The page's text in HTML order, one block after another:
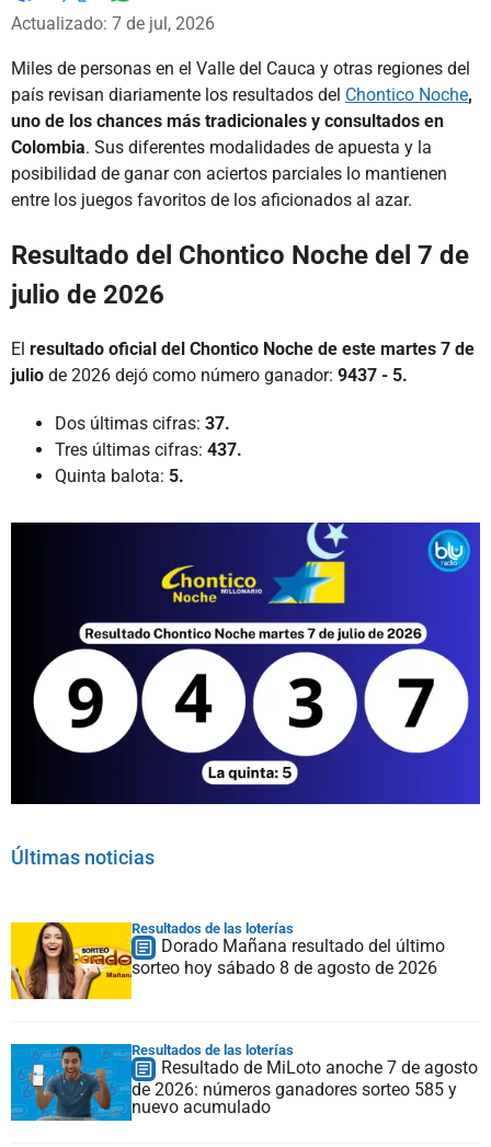
Facebook
X
Actualizado: 7 de jul, 2026
Miles de personas en el Valle del Cauca y otras regiones del
país revisan diariamente los resultados del Chontico Noche,
uno de los chances más tradicionales y consultados en
Colombia. Sus diferentes modalidades de apuesta y la
posibilidad de ganar con aciertos parciales lo mantienen
entre los juegos favoritos de los aficionados al azar.
Resultado del Chontico Noche del 7 de
julio de 2026
El resultado oficial del Chontico Noche de este martes 7 de
julio de 2026 dejó como número ganador: 9437 - 5.
Dos últimas cifras: 37.
Tres últimas cifras: 437.
Quinta balota: 5.
Últimas noticias
Resultados de las loterías
Dorado Mañana resultado del último
sorteo hoy sábado 8 de agosto de 2026
Resultados de las loterías
Resultado de MiLoto anoche 7 de agosto
de 2026: números ganadores sorteo 585 y
nuevo acumulado